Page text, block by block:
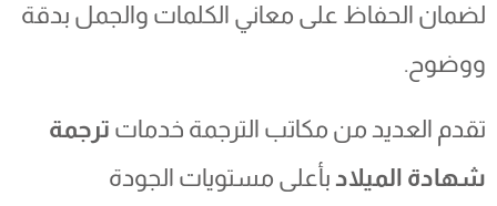
لضمان الحفاظ على معاني الكلمات والجمل بدقة
ووضوح.
تقدم العديد من مكاتب الترجمة خدماتترجمة
شهادة الميلادبأعلى مستويات الجودة